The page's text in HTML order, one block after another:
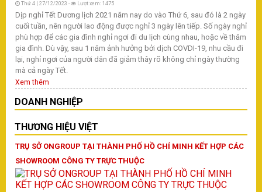
Thứ 4 | 27/12/2023 - Lượt xem: 1475
Dịp nghỉ Tết Dương lịch 2021 năm nay do vào Thứ 6, sau đó là 2 ngày
cuối tuần, nên người lao động được nghỉ 3 ngày lên tiếp. Số ngày nghỉ
phù hợp để các gia đình nghỉ ngơi đi du lịch cùng nhau, hoặc về thăm
gia đình. Dù vậy, sau 1 năm ảnh hưởng bởi dịch COVDI-19, nhu cầu đi
lại, nghỉ ngơi của người dân đã giảm thây rõ không chỉ ngày thường
mà cả ngày Tết.
Xem thêm
DOANH NGHIỆP
THƯƠNG HIỆU VIỆT
TRỤ SỞ ONGROUP TẠI THÀNH PHỐ HỒ CHÍ MINH KẾT HỢP CÁC
SHOWROOM CÔNG TY TRỰC THUỘC